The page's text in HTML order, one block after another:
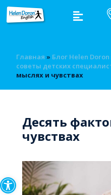
Открыть
Главная » Блог Helen Doron
советы детских
мыслях и чувствах
Десять
чувствах